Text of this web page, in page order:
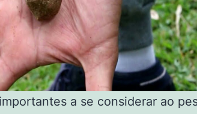
a se considerar ao